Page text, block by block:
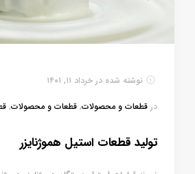
نوشته شده در خرداد ۱۱, ۱۴۰۱
در قطعات و محصولات, قطعات و محصولات,
تولید قطعات استیل هموژنایزر